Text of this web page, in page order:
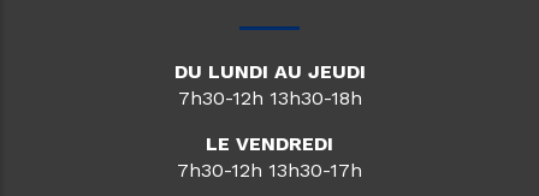
DU LUNDI AU JEUDI
7h30-12h 13h30-18h
LE VENDREDI
7h30-12h 13h30-17h